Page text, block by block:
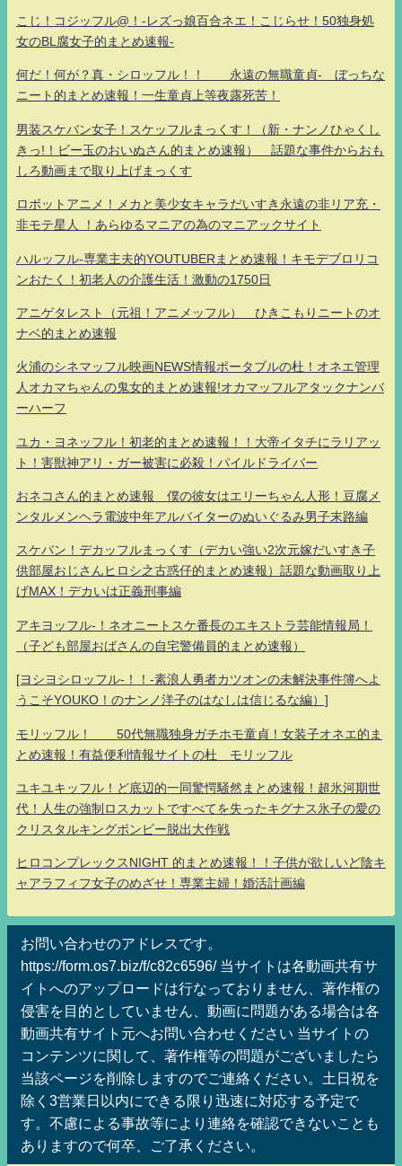
こじ！コジッフル@！-レズっ娘百合ネエ！こじらせ！50独身処
女のBL腐女子的まとめ速報-
何だ！何が？真・シロッフル！！ 永遠の無職童貞- ぼっちな
ニート的まとめ速報！一生童貞上等夜露死苦！
男装スケバン女子！スケッフルまっくす！（新・ナンノひゃくし
きっ!！ビー玉のおいぬさん的まとめ速報） 話題な事件からおも
しろ動画まで取り上げまっくす
ロボットアニメ！メカと美少女キャラだいすき永遠の非リア充・
非モテ星人 ！あらゆるマニアの為のマニアックサイト
ハルッフル-専業主夫的YOUTUBERまとめ速報！キモデブロリコ
ンおたく！初老人の介護生活！激動の1750日
アニゲタレスト（元祖！アニメッフル） ひきこもりニートのオ
ナベ的まとめ速報
火浦のシネマッフル映画NEWS情報ポータブルの杜！オネエ管理
人オカマちゃんの鬼女的まとめ速報!オカマッフルアタックナンバ
ーハーフ
ユカ・ヨネッフル！初老的まとめ速報！！大帝イタチにラリアッ
ト！害獣神アリ・ガー被害に必殺！パイルドライバー
おネコさん的まとめ速報 僕の彼女はエリーちゃん人形！豆腐メ
ンタルメンヘラ電波中年アルバイターのぬいぐるみ男子末路編
スケバン！デカッフルまっくす（デカい強い2次元嫁だいすき子
供部屋おじさんヒロシ之古惑仔的まとめ速報）話題な動画取り上
げMAX！デカいは正義刑事編
アキヨッフル-！ネオニートスケ番長のエキストラ芸能情報局！
（子ども部屋おばさんの自宅警備員的まとめ速報）
[ヨシヨシロッフル-！！-素浪人勇者カツオンの未解決事件簿へよ
うこそYOUKO！のナンノ洋子のはなしは信じるな編）]
モリッフル！ 50代無職独身ガチホモ童貞！女装子オネエ的ま
とめ速報！有益便利情報サイトの杜 モリッフル
ユキユキッフル！ど底辺的一同驚愕騒然まとめ速報！超氷河期世
代！人生の強制ロスカットですべてを失ったキグナス氷子の愛の
クリスタルキングボンビー脱出大作戦
ヒロコンプレックスNIGHT 的まとめ速報！！子供が欲しいど陰キ
ャアラフィフ女子のめざせ！専業主婦！婚活計画編
お問い合わせのアドレスです。
https://form.os7.biz/f/c82c6596/ 当サイトは各動画共有サ
イトへのアップロードは行なっておりません、著作権の
侵害を目的としていません、動画に問題がある場合は各
動画共有サイト元へお問い合わせください 当サイトの
コンテンツに関して、著作権等の問題がございましたら
当該ページを削除しますのでご連絡ください。土日祝を
除く3営業日以内にできる限り迅速に対応する予定で
す。不慮による事故等により連絡を確認できないことも
ありますので何卒、ご了承ください。